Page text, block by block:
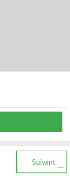
Suivant